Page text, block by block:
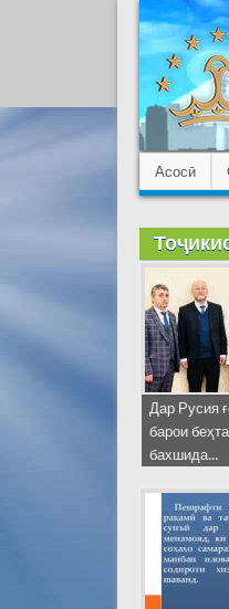
Асосӣ
Дар Русия
барои
бахшида...